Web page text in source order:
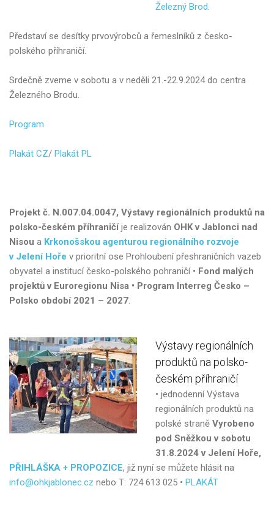
Železný Brod.
Představí se desítky prvovýrobců a řemeslníků z česko-
polského příhraničí.
Srdečně zveme v sobotu a v neděli 21.-22.9.2024 do centra
Železného Brodu.
Program
Plakát CZ/ Plakát PL
Projekt č. N.007.04.0047, Výstavy regionálních produktů na
polsko-českém příhraničíje realizován OHK v Jablonci nad
Nisou a Krkonošskou agenturou regionálního rozvoje
v Jelení Hoře v prioritní ose Prohloubení přeshraničních vazeb
obyvatel a institucí česko-polského pohraničí • Fond malých
projektů v Euroregionu Nisa • Program Interreg Česko –
Polsko období 2021 – 2027.
Výstavyregionálních
produktů na polsko-
českém příhraničí
• jednodenní Výstava
regionálních produktů na
polské straně Vyrobeno
pod Sněžkou v sobotu
31.8.2024 v Jelení Hoře,
PŘIHLÁŠKA + PROPOZICE, již nyní se můžete hlásit na
info@ohkjablonec.cz nebo T: 724 613 025 • PLAKÁT